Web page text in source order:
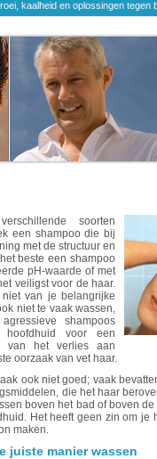
kaalheid en oplossingen tegen
soorten
een shampoo die bij
met de structuur en
beste een shampoo
pH-waarde of met
veiligst voor de haar.
van je belangrijke
niet te vaak wassen,
shampoos
voor een
van het verlies aan
oorzaak van vet haar.
ook niet goed; vaak
die het haar
boven het bad of boven
Het heeft geen zin om je
maken.
juiste manier wassen